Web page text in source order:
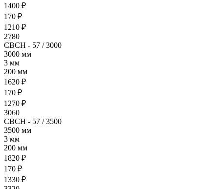
1400 ₽
170 ₽
1210 ₽
2780
СВСН - 57 / 3000
3000 мм
3 мм
200 мм
1620 ₽
170 ₽
1270 ₽
3060
СВСН - 57 / 3500
3500 мм
3 мм
200 мм
1820 ₽
170 ₽
1330 ₽